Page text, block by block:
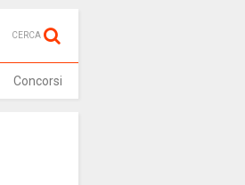
CERCA
Concorsi